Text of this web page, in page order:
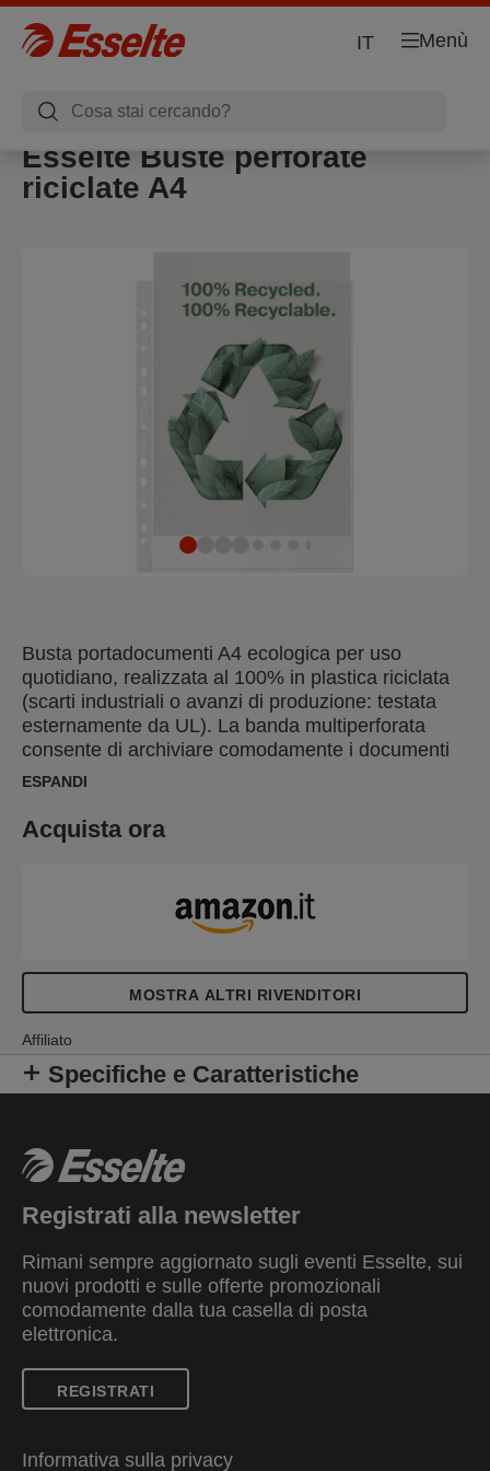
Menù
IT
Esselte Buste perforate
riciclate A4
Busta portadocumenti A4 ecologica per uso
quotidiano, realizzata al 100% in plastica riciclata
(scarti industriali o avanzi di produzione: testata
esternamente da UL). La banda multiperforata
consente di archiviare comodamente i documenti
in cartelle e raccoglitori a leva. L'intero prodotto
un sacchetto realizzato con il 70% di polipropilene
riciclato e è riciclabile al 100%. Prodotto in Europa.
ESPANDI
Acquista ora
MOSTRA ALTRI RIVENDITORI
Affiliato
Specifiche e Caratteristiche
Registrati alla newsletter
Rimani sempre aggiornato sugli eventi Esselte, sui
nuovi prodotti e sulle offerte promozionali
comodamente dalla tua casella di posta
elettronica.
REGISTRATI
Informativa sulla privacy